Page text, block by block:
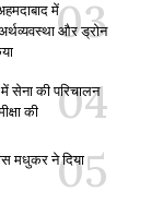
में
और ड्रोन
सेना की परिचालन
की
मधुकर ने दिया